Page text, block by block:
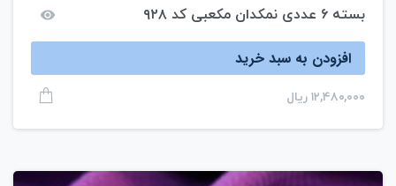
بسته ۶ عددی نمکدان مکعبی کد ۹۲۸
افزودن به سبد خرید
۱۲,۴۸۰,۰۰۰ ریال